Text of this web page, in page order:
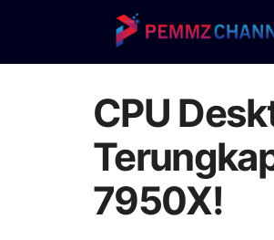
CPU
7950X!